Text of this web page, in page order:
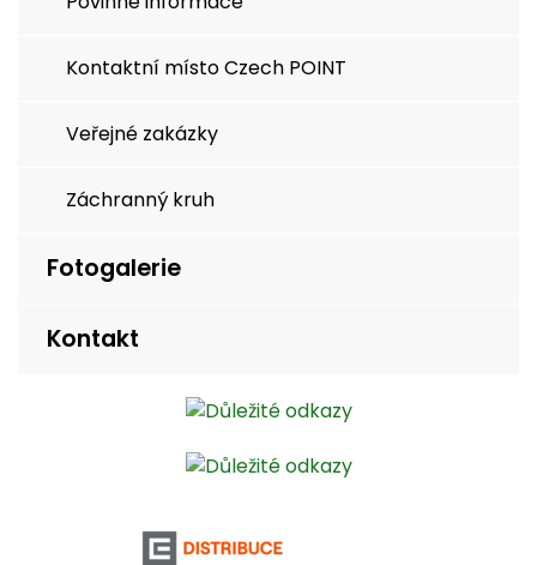
Kontaktní místo Czech POINT
Veřejné zakázky
Záchranný kruh
Fotogalerie
Kontakt